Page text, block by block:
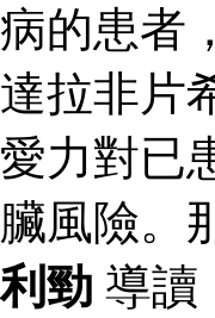
病的患者
達拉非片
愛力對已
臟風險。
利勁 導讀